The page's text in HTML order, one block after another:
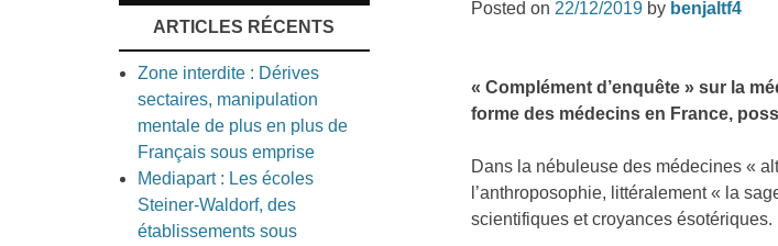
Posted on 22/12/2019 by benjaltf4
« Complément d’enquête » sur la
forme des médecins en France,
Dans la nébuleuse des médecines «
l’anthroposophie, littéralement « la
scientifiques et croyances ésotériques.
ARTICLES RÉCENTS
Zone interdite : Dérives
sectaires, manipulation
mentale de plus en plus de
Français sous emprise
Mediapart : Les écoles
Steiner-Waldorf, des
établissements sous